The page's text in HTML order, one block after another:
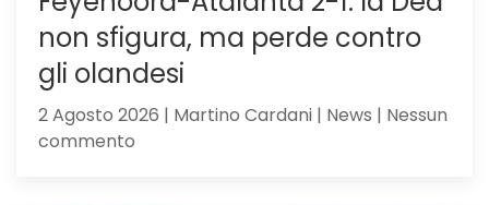
non sfigura, ma perde contro
gli olandesi
2 Agosto 2026 | Martino Cardani | News | Nessun
commento